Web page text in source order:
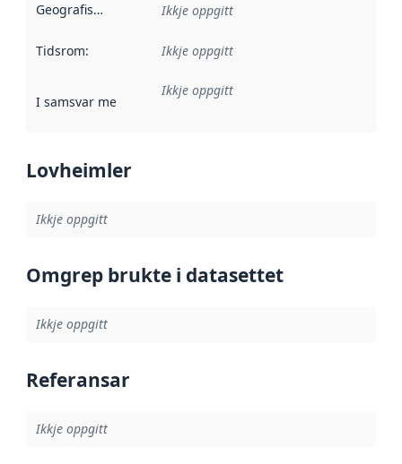
Geografisk område Ikkje oppgitt
Tidsrom: Ikkje oppgitt
I samsvar med Referanse til ei implementeringsregel eller
Ikkje oppgitt
Lovheimler
Ikkje oppgitt
Omgrep brukte i datasettet
Ikkje oppgitt
Referansar
Ikkje oppgitt